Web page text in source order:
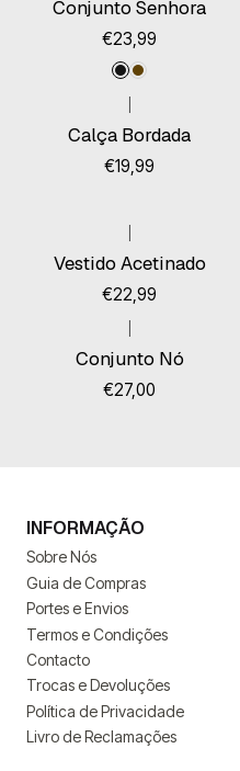
Conjunto Senhora
€23,99
Calça Bordada
€19,99
Vestido Acetinado
€22,99
Conjunto Nó
€27,00
INFORMAÇÃO
Sobre Nós
Guia de Compras
Portes e Envios
Termos e Condições
Contacto
Trocas e Devoluções
Política de Privacidade
Livro de Reclamações